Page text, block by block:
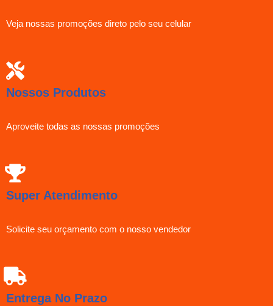
Veja nossas promoções direto pelo seu celular
Nossos Produtos
Aproveite todas as nossas promoções
Super Atendimento
Solicite seu orçamento com o nosso vendedor
Entrega No Prazo